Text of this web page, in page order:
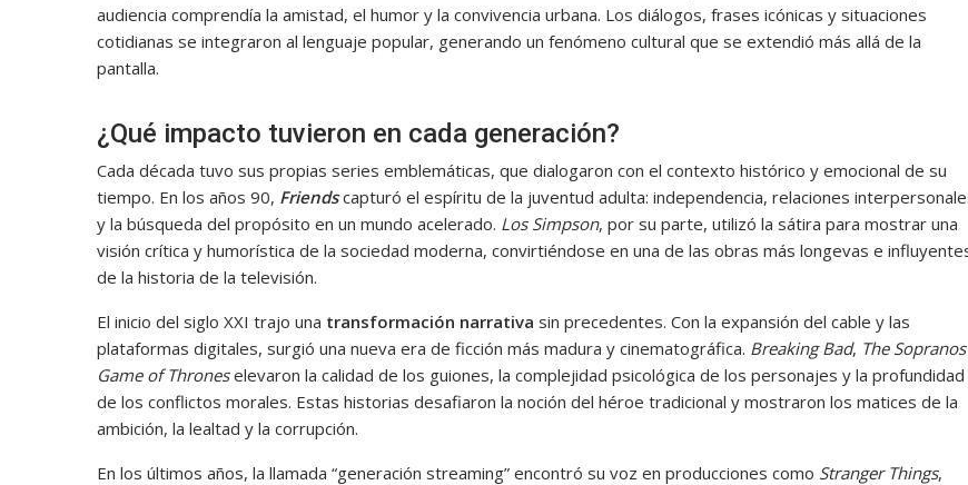
audiencia comprendía la amistad, el humor y la convivencia urbana. Los diálogos, frases icónicas y situaciones
cotidianas se integraron al lenguaje popular, generando un fenómeno cultural que se extendió más allá de la
pantalla.
¿Qué impacto tuvieron en cada generación?
Cada década tuvo sus propias series emblemáticas, que dialogaron con el contexto histórico y emocional de su
tiempo. En los años 90, Friends capturó el espíritu de la juventud adulta: independencia, relaciones
y la búsqueda del propósito en un mundo acelerado. Los Simpson, por su parte, utilizó la sátira para mostrar una
visión crítica y humorística de la sociedad moderna, convirtiéndose en una de las obras más longevas e
de la historia de la televisión.
El inicio del siglo XXI trajo una transformación narrativa sin precedentes. Con la expansión del cable y las
plataformas digitales, surgió una nueva era de ficción más madura y cinematográfica. Breaking Bad, The Sopranos
Game of Throneselevaron la calidad de los guiones, la complejidad psicológica de los personajes y la profundidad
de los conflictos morales. Estas historias desafiaron la noción del héroe tradicional y mostraron los matices de la
ambición, la lealtad y la corrupción.
En los últimos años, la llamada “generación streaming” encontró su voz en producciones como Stranger Things,